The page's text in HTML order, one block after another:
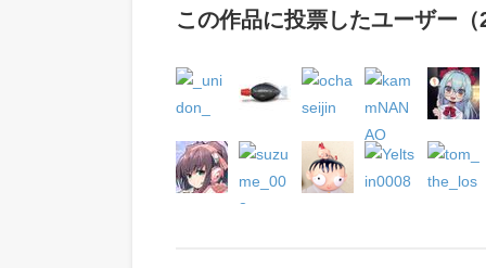
この作品に投票したユーザー（